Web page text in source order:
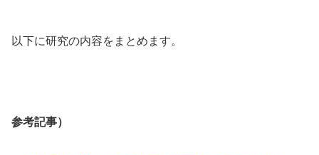
以下に研究の内容をまとめます。
参考記事）